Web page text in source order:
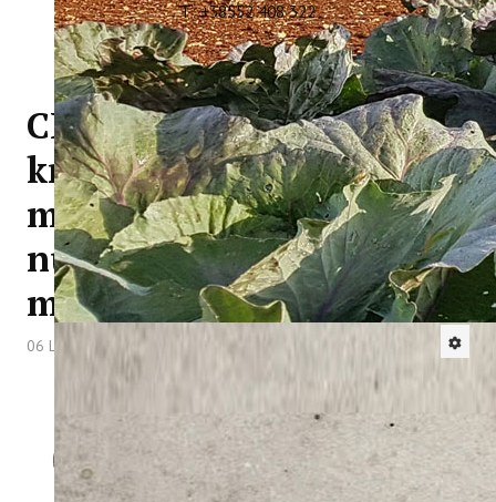
T: +38552 408 322
CIRCOLIVE radionica o
kružnim poslovnim
modelima za valorizaciju
nusproizvoda u sektoru
maslinarstva
06 Listopad 2025 Hitova: 830
U Institutu za poljoprivredu i turizam
u Poreču 30. rujna 2025. godine
održana je radionica projekta
CIRCOLIVE , posvećena razvoju
kružnih poslovnih modela za